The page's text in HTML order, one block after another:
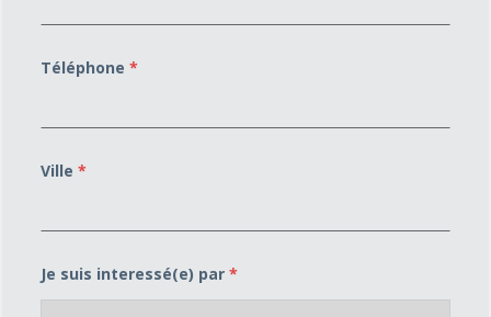
Téléphone *
Ville *
Je suis interessé(e) par *